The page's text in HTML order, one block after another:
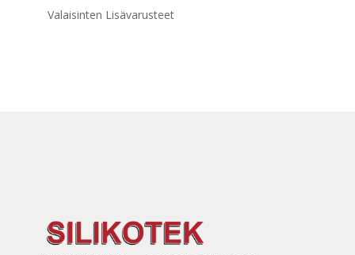
Valaisinten Lisävarusteet